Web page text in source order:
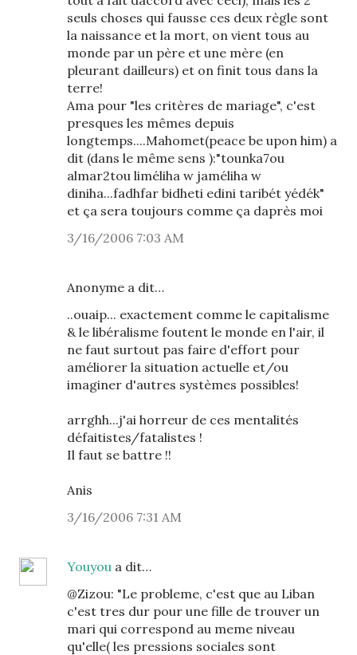
seuls choses qui fausse ces deux règle sont
la naissance et la mort, on vient tous au
monde par un père et une mère (en
pleurant dailleurs) et on finit tous dans la
terre!
Ama pour "les critères de mariage", c'est
presques les mêmes depuis
longtemps....Mahomet(peace be upon him) a
dit (dans le même sens ):"tounka7ou
almar2tou liméliha w jaméliha w
diniha...fadhfar bidheti edini taribét yédék"
et ça sera toujours comme ça daprès moi
3/16/2006 7:03 AM
Anonyme a dit…
..ouaip... exactement comme le capitalisme
& le libéralisme foutent le monde en l'air, il
ne faut surtout pas faire d'effort pour
améliorer la situation actuelle et/ou
imaginer d'autres systèmes possibles!
arrghh...j'ai horreur de ces mentalités
défaitistes/fatalistes !
Il faut se battre !!
Anis
3/16/2006 7:31 AM
Youyou a dit…
@Zizou: "Le probleme, c'est que au Liban
c'est tres dur pour une fille de trouver un
mari qui correspond au meme niveau
qu'elle( les pressions sociales sont